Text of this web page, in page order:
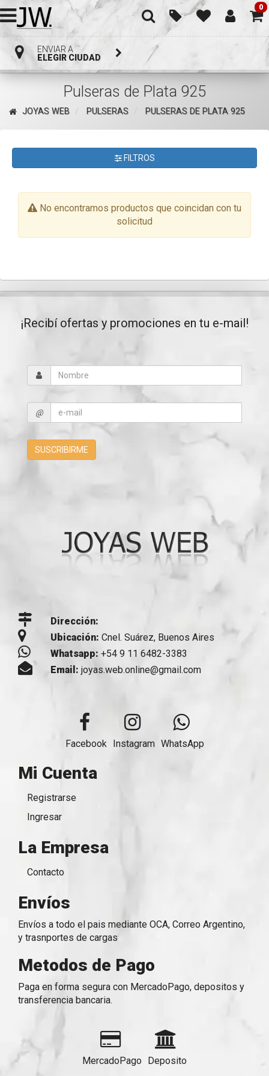
0
ENVIAR A
ELEGIR CIUDAD
Pulseras de Plata 925
JOYAS WEB PULSERAS PULSERAS DE PLATA 925
FILTROS
No encontramos productos que coincidan con tu
solicitud
¡Recibí ofertas y promociones en tu e-mail!
@
SUSCRIBIRME
Dirección:
Ubicación: Cnel. Suárez, Buenos Aires
Whatsapp: +54 9 11 6482-3383
Email: joyas.web.online@gmail.com
Facebook Instagram WhatsApp
Mi Cuenta
Registrarse
Ingresar
La Empresa
Contacto
Envíos
Envíos a todo el pais mediante OCA, Correo Argentino,
y trasnportes de cargas
Metodos de Pago
Paga en forma segura con MercadoPago, depositos y
transferencia bancaria.
MercadoPago Deposito